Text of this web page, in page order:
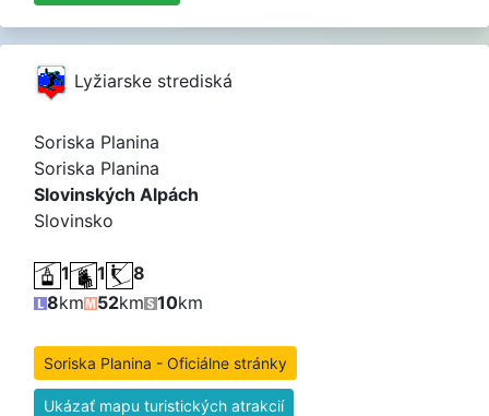
Lyžiarske strediská
Soriska Planina
Soriska Planina
Slovinských Alpách
Slovinsko
1 1
8
8km 52km 10km
Soriska Planina - Oficiálne stránky
Ukázať mapu turistických atrakcií